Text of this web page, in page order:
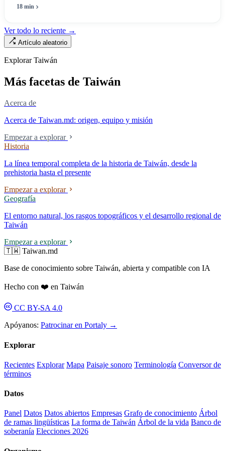
máximo una enfermera», pero no puede escribir «si existe esa
Ley de Médicos, es la ley raíz sobre cómo existe la institución del
«hospital» en Taiwán, y la tensión sin resolver durante cuarenta años
mercado.
18 min
Ver todo lo reciente →
Artículo aleatorio
Explorar Taiwán
Más facetas de Taiwán
Acerca de
Acerca de Taiwan.md: origen, equipo y misión
Empezar a explorar
Historia
La línea temporal completa de la historia de Taiwán, desde la
prehistoria hasta el presente
Empezar a explorar
Geografía
El entorno natural, los rasgos topográficos y el desarrollo regional de
Taiwán
Empezar a explorar
🇹🇼 Taiwan.md
Base de conocimiento sobre Taiwán, abierta y compatible con IA
Hecho con ❤️ en Taiwán
CC BY-SA 4.0
Apóyanos: Patrocinar en Portaly →
Explorar
Recientes Explorar Mapa Paisaje sonoro Terminología Conversor de
términos
Datos
Panel Datos Datos abiertos Empresas Grafo de conocimiento Árbol
de ramas lingüísticas La forma de Taiwán Árbol de la vida Banco de
soberanía Elecciones 2026